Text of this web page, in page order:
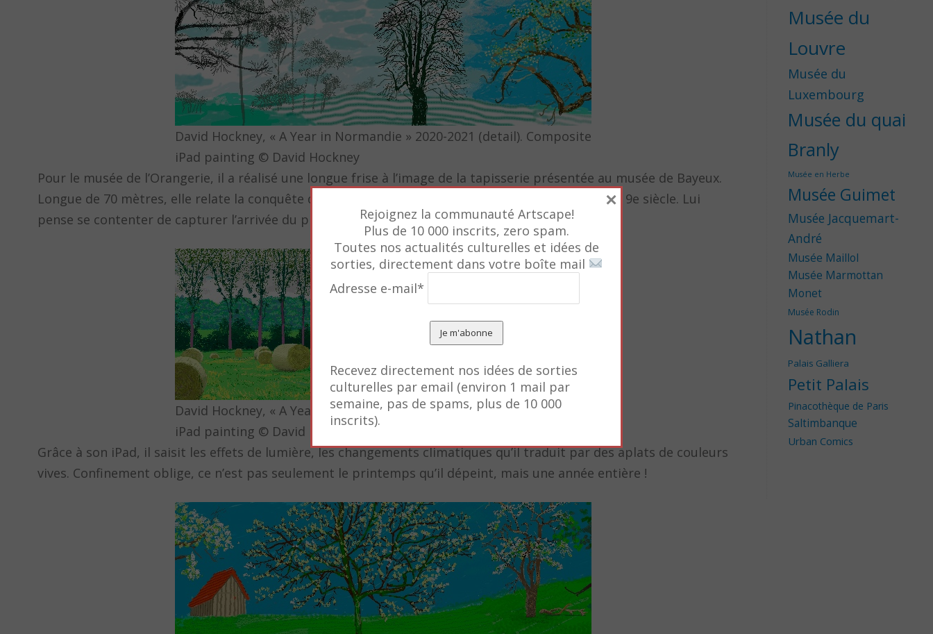
David Hockney, « A Year in Normandie » 2020-2021 (detail). Composite
iPad painting © David Hockney
Pour le musée de l’Orangerie, il a réalisé une longue frise à l’image de la tapisserie présentée au musée de Bayeux.
Longue de 70 mètres, elle relate la conquête de l’Angleterre par Guillaume, duc de Normandie, au 9e siècle. Lui
pense se contenter de capturer l’arrivée du printemps.
David Hockney, « A Year in Normandie » 2020-2021 (detail). Composite
iPad painting © David Hockney
Grâce à son iPad, il saisit les effets de lumière, les changements climatiques qu’il traduit par des aplats de couleurs
vives. Confinement oblige, ce n’est pas seulement le printemps qu’il dépeint, mais une année entière !
Musée du
Louvre
Musée du
Luxembourg
Musée du quai
Branly
Musée en Herbe
Musée Guimet
Musée Jacquemart-
André
Musée Maillol
Musée Marmottan
Monet
Musée Rodin
Nathan
Palais Galliera
Petit Palais
Pinacothèque de Paris
Saltimbanque
Urban Comics
Rejoignez la communauté Artscape!
Plus de 10 000 inscrits, zero spam.
Toutes nos actualités culturelles et idées de
sorties, directement dans votre boîte mail
Adresse e-mail*
Recevez directement nos idées de sorties
culturelles par email (environ 1 mail par
semaine, pas de spams, plus de 10 000
inscrits).
×